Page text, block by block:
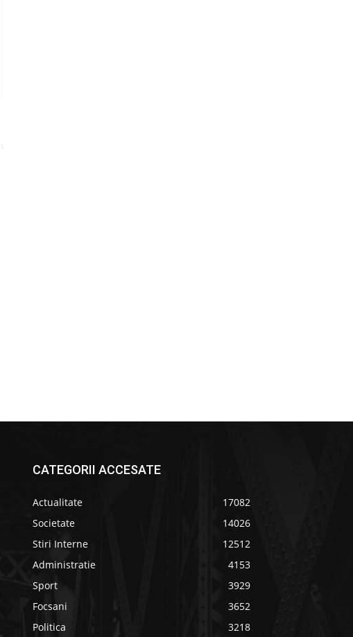
CATEGORII ACCESATE
Actualitate
17082
Societate
14026
Stiri Interne
12512
Administratie
4153
Sport
3929
Focsani
3652
Politica
3218